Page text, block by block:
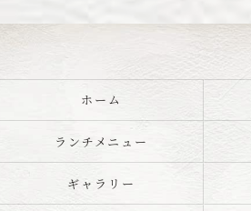
ホーム
ランチメニュー
ギャラリー